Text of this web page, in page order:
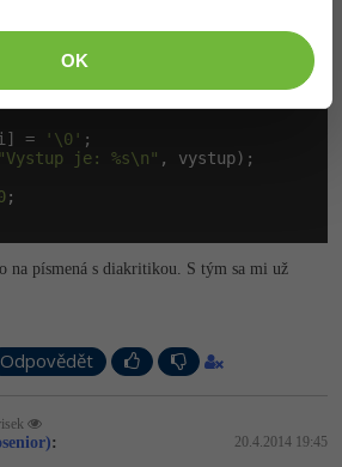
OK !=
= islower(vstup[i]) ?
=
'\0' ;
"Vystup je: %s\n" , vystup);
;
na písmená s diakritikou. S tým sa mi už
Odpovědět
: 20.4.2014 19:45